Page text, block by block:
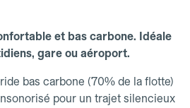
et bas carbone. Idéale
gare ou aéroport.
bas carbone (70% de la flotte)
pour un trajet silencieux